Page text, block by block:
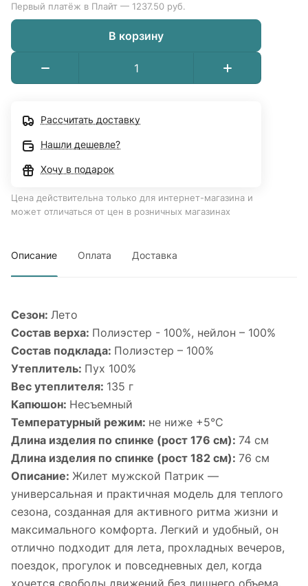
Первый платёж в Плайт — 1237.50 руб.
В корзину
Рассчитать доставку
Нашли дешевле?
Хочу в подарок
Цена действительна только для интернет-магазина и
может отличаться от цен в розничных магазинах
Описание Оплата Доставка
Сезон: Лето
Состав верха: Полиэстер - 100%, нейлон – 100%
Состав подклада: Полиэстер – 100%
Утеплитель: Пух 100%
Вес утеплителя: 135 г
Капюшон: Несъемный
Температурный режим: не ниже +5°С
Длина изделия по спинке (рост 176 см): 74 см
Длина изделия по спинке (рост 182 см): 76 см
Описание: Жилет мужской Патрик —
универсальная и практичная модель для теплого
сезона, созданная для активного ритма жизни и
максимального комфорта. Легкий и удобный, он
отлично подходит для лета, прохладных вечеров,
поездок, прогулок и повседневных дел, когда